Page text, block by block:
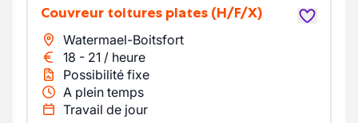
Couvreur toitures plates (H/F/X)
Watermael-Boitsfort
18 - 21 / heure
Possibilité fixe
A plein temps
Travail de jour